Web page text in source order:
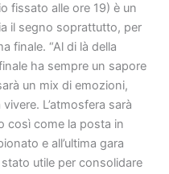
fissato alle ore 19) è un
il segno soprattutto, per
finale. “Al di là della
ha sempre un sapore
un mix di emozioni,
L’atmosfera sarà
così come la posta in
e all’ultima gara
utile per consolidare